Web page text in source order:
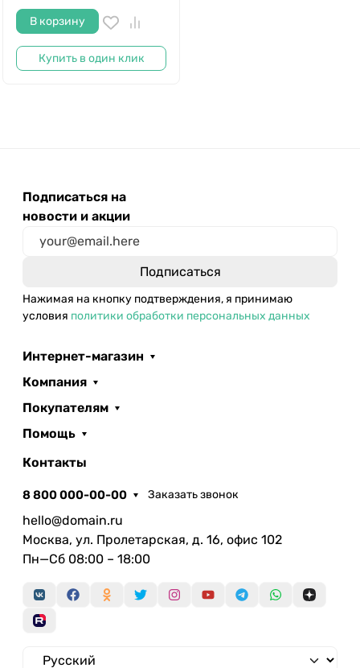
В корзину
Купить в один клик
Подписаться на
новости и акции
Нажимая на кнопку подтверждения, я принимаю
условия политики обработки персональных данных
Интернет-магазин
Компания
Покупателям
Помощь
Контакты
8 800 000-00-00 Заказать звонок
hello@domain.ru
Москва, ул. Пролетарская, д. 16, офис 102
Пн—Сб 08:00 – 18:00